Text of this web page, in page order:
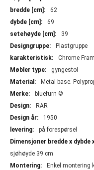
62
69
39
Plastgruppe
Chrome
gyngestol
Metal base.
bluefurn ©
RAR
1950
på forespørsel
sjøhøyde 39 cm
Enkel montering